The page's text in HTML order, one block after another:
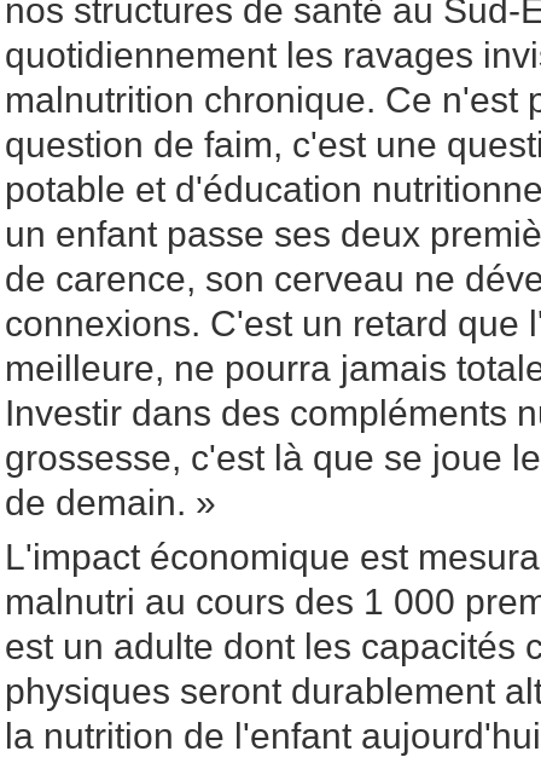
nos structures de santé au Sud-
quotidiennement les ravages
malnutrition chronique. Ce n'est
question de faim, c'est une
potable et d'éducation
un enfant passe ses deux
de carence, son cerveau ne
connexions. C'est un retard que
meilleure, ne pourra jamais
Investir dans des compléments
grossesse, c'est là que se joue
de demain. »
L'impact économique est
malnutri au cours des 1 000
est un adulte dont les capacités
physiques seront durablement
la nutrition de l'enfant